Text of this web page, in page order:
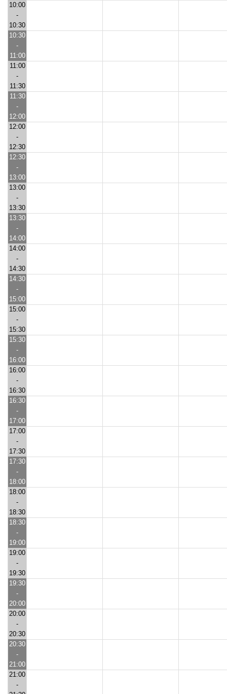
10:00
-
10:30
10:30
-
11:00
11:00
-
11:30
11:30
-
12:00
12:00
-
12:30
12:30
-
13:00
13:00
-
13:30
13:30
-
14:00
14:00
-
14:30
14:30
-
15:00
15:00
-
15:30
15:30
-
16:00
16:00
-
16:30
16:30
-
17:00
17:00
-
17:30
17:30
-
18:00
18:00
-
18:30
18:30
-
19:00
19:00
-
19:30
19:30
-
20:00
20:00
-
20:30
20:30
-
21:00
21:00
-